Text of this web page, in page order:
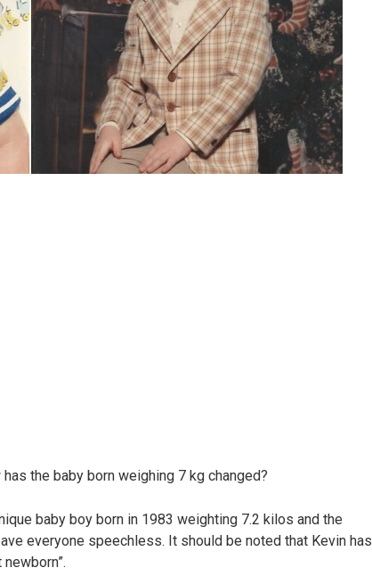
the baby born weighing 7 kg changed?
baby boy born in 1983 weighting 7.2 kilos and the
everyone speechless. It should be noted that Kevin has